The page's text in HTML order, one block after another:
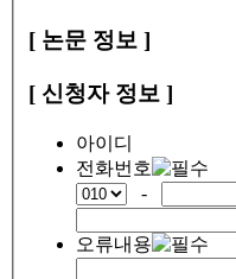
[ 논문 정보 ]
[ 신청자 정보 ]
아이디
전화번호
-
오류내용